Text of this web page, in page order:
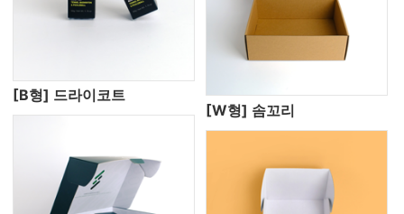
[B형] 드라이코트
[W형] 솜꼬리